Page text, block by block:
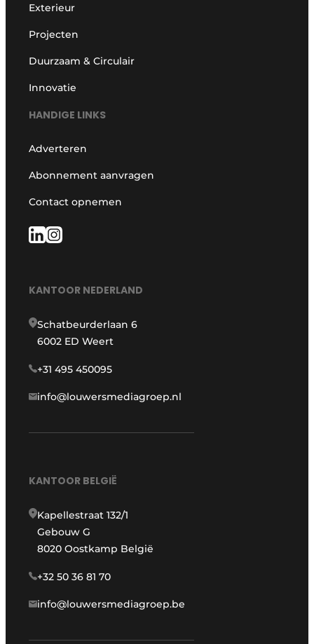
Exterieur
Projecten
Duurzaam & Circulair
Innovatie
HANDIGE LINKS
Adverteren
Abonnement aanvragen
Contact opnemen
KANTOOR NEDERLAND
Schatbeurderlaan 6
6002 ED Weert
+31 495 450095
info@louwersmediagroep.nl
KANTOOR BELGIË
Kapellestraat 132/1
Gebouw G
8020 Oostkamp België
+32 50 36 81 70
info@louwersmediagroep.be